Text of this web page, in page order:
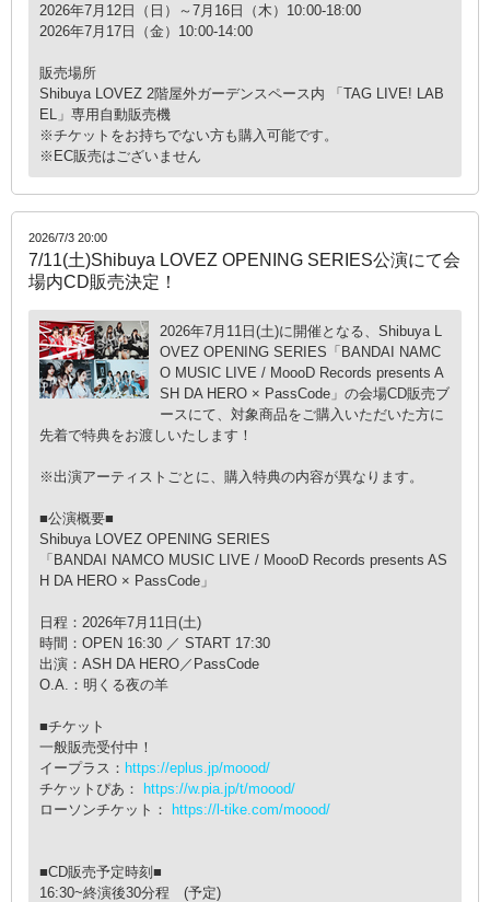
2026年7月12日（日）～7月16日（木）10:00-18:00
2026年7月17日（金）10:00-14:00
販売場所
Shibuya LOVEZ 2階屋外ガーデンスペース内 「TAG LIVE! LAB
EL」専用自動販売機
※チケットをお持ちでない方も購入可能です。
※EC販売はございません
2026/7/3 20:00
7/11(土)Shibuya LOVEZ OPENING SERIES公演にて会
場内CD販売決定！
2026年7月11日(土)に開催となる、Shibuya L
OVEZ OPENING SERIES「BANDAI NAMC
O MUSIC LIVE / MoooD Records presents A
SH DA HERO × PassCode」の会場CD販売ブ
ースにて、対象商品をご購入いただいた方に
先着で特典をお渡しいたします！
※出演アーティストごとに、購入特典の内容が異なります。
■公演概要■
Shibuya LOVEZ OPENING SERIES
「BANDAI NAMCO MUSIC LIVE / MoooD Records presents AS
H DA HERO × PassCode」
日程：2026年7月11日(土)
時間：OPEN 16:30 ／ START 17:30
出演：ASH DA HERO／PassCode
O.A.：明くる夜の羊
■チケット
一般販売受付中！
イープラス： https://eplus.jp/moood/
チケットぴあ：
https://w.pia.jp/t/moood/
ローソンチケット：
https://l-tike.com/moood/
■CD販売予定時刻■
16:30~終演後30分程 (予定)